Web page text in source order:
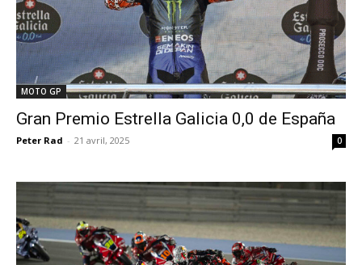
MOTO GP
Gran Premio Estrella Galicia 0,0 de España
Peter Rad - 21 avril, 2025 0